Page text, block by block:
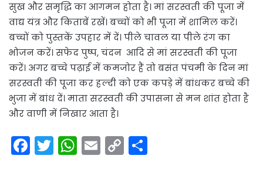
सुख और समृद्धि का आगमन होता है। मां सरस्वती की पूजा में
वाद्य यंत्र और किताबें रखें। बच्चों को भी पूजा में शामिल करें।
बच्चों को पुस्तकें उपहार में दें। पीले चावल या पीले रंग का
भोजन करें। सफेद पुष्प, चंदन आदि से मां सरस्वती की पूजा
करें। अगर बच्चे पढ़ाई में कमजोर हैं तो बसंत पंचमी के दिन मां
सरस्वती की पूजा कर हल्दी को एक कपड़े में बांधकर बच्चे की
भुजा में बांध दें। माता सरस्वती की उपासना से मन शांत होता है
और वाणी में निखार आता है।
F T W E C